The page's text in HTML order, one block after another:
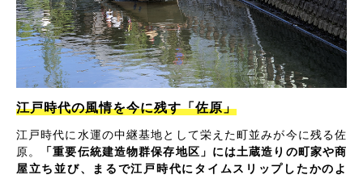
江戸時代の風情を今に残す「佐原」
江戸時代に水運の中継基地として栄えた町並みが今に残る佐
原。
「重要伝統建造物群保存地区」には土蔵造りの町家や商
屋立ち並び、まるで江戸時代にタイムスリップしたかのよ